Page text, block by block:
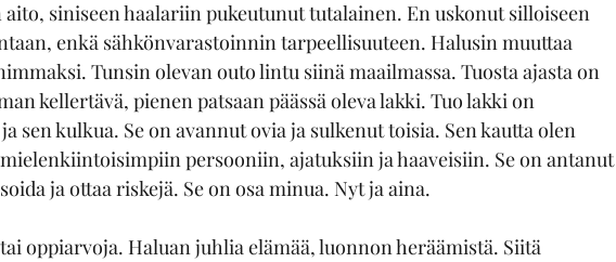
siniseen haalariin pukeutunut tutalainen. En uskonut silloiseen
enkä sähkönvarastoinnin tarpeellisuuteen. Halusin muuttaa
Tunsin olevan outo lintu siinä maailmassa. Tuosta ajasta on
kellertävä, pienen patsaan päässä oleva lakki. Tuo lakki on
sen kulkua. Se on avannut ovia ja sulkenut toisia. Sen kautta olen
persooniin, ajatuksiin ja haaveisiin. Se on antanut
ja ottaa riskejä. Se on osa minua. Nyt ja aina.
oppiarvoja. Haluan juhlia elämää, luonnon heräämistä. Siitä